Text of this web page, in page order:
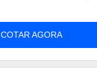
COTAR AGORA